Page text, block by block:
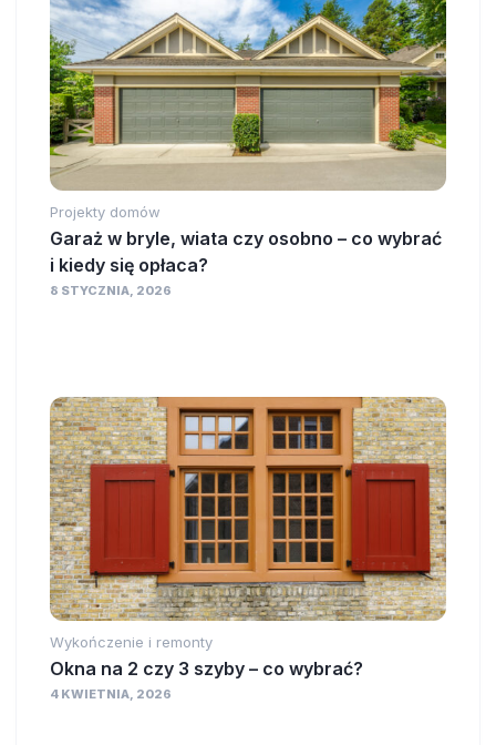
Projekty domów
Garaż w bryle, wiata czy osobno – co wybrać
i kiedy się opłaca?
8 STYCZNIA, 2026
Wykończenie i remonty
Okna na 2 czy 3 szyby – co wybrać?
4 KWIETNIA, 2026